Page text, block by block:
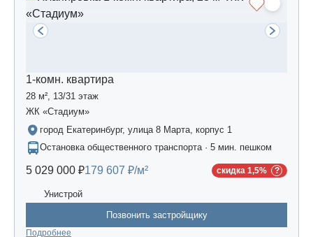
1-комн. квартира
28 м², 13/31 этаж
ЖК «Стадиум»
город Екатеринбург, улица 8 Марта, корпус 1
Остановка общественного транспорта · 5 мин. пешком
5 029 000 ₽179 607 ₽/м² скидка 1,5%
Унистрой
Позвонить застройщику
Подробнее